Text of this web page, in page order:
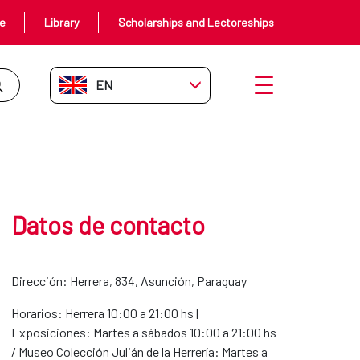
Library Scholarships and Lectoreships
EN-GB Open menu
Datos de contacto
Dirección: Herrera, 834, Asunción, Paraguay
Horarios: Herrera 10:00 a 21:00 hs |
Exposiciones: Martes a sábados 10:00 a 21:00 hs
/ Museo Colección Julián de la Herrería: Martes a